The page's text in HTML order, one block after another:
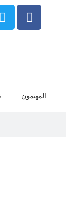
المهتمون